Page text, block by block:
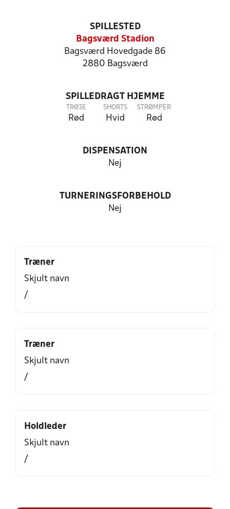
SPILLESTED
Bagsværd Stadion
Bagsværd Hovedgade 86
2880 Bagsværd
SPILLEDRAGT HJEMME
TRØJE
Rød
SHORTS
Hvid
STRØMPER
Rød
DISPENSATION
Nej
TURNERINGSFORBEHOLD
Nej
Træner
Skjult navn
/
Træner
Skjult navn
/
Holdleder
Skjult navn
/